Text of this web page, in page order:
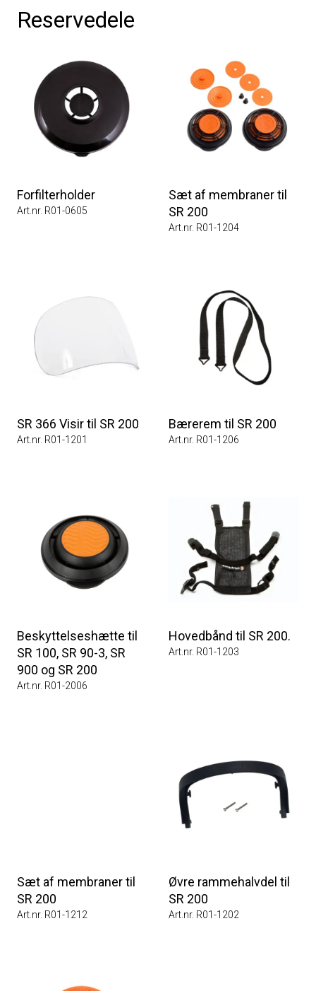
Reservedele
Forfilterholder
Art.nr. R01-0605
Sæt af membraner til
SR 200
Art.nr. R01-1204
SR 366 Visir til SR 200
Art.nr. R01-1201
Bærerem til SR 200
Art.nr. R01-1206
Beskyttelseshætte til
SR 100, SR 90-3, SR
900 og SR 200
Art.nr. R01-2006
Hovedbånd til SR 200.
Art.nr. R01-1203
Sæt af membraner til
SR 200
Art.nr. R01-1212
Øvre rammehalvdel til
SR 200
Art.nr. R01-1202